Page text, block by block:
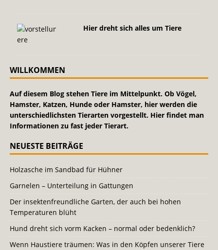
Hier dreht sich alles um Tiere
WILLKOMMEN
Auf diesem Blog stehen Tiere im Mittelpunkt. Ob Vögel,
Hamster, Katzen, Hunde oder Hamster, hier werden die
unterschiedlichsten Tierarten vorgestellt. Hier findet man
Informationen zu fast jeder Tierart.
NEUESTE BEITRÄGE
Holzasche im Sandbad für Hühner
Garnelen – Unterteilung in Gattungen
Der insektenfreundliche Garten, der auch bei hohen
Temperaturen blüht
Hund dreht sich vorm Kacken – normal oder bedenklich?
Wenn Haustiere träumen: Was in den Köpfen unserer Tiere